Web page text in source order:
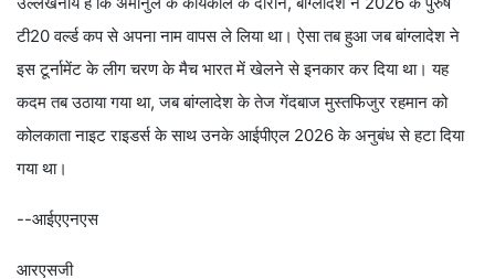
टी20 वर्ल्ड कप से अपना नाम वापस ले लिया था। ऐसा तब हुआ जब बांग्लादेश ने
इस टूर्नामेंट के लीग चरण के मैच भारत में खेलने से इनकार कर दिया था। यह
कदम तब उठाया गया था, जब बांग्लादेश के तेज गेंदबाज मुस्तफिजुर रहमान को
कोलकाता नाइट राइडर्स के साथ उनके आईपीएल 2026 के अनुबंध से हटा दिया
गया था।
--आईएएनएस
आरएसजी